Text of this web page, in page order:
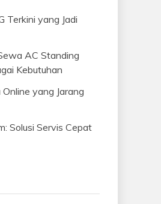
Terkini yang Jadi
AC Standing
Kebutuhan
yang Jarang
Solusi Servis Cepat